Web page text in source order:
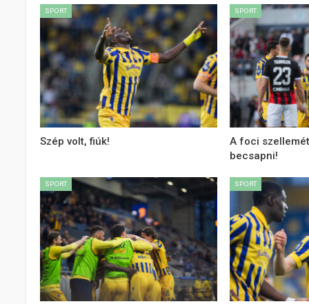
SPORT
Szép volt, fiúk!
SPORT
A foci
becsapni!
SPORT SPORT